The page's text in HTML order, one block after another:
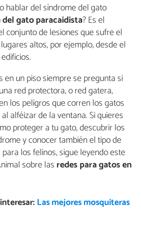
hablar del síndrome del gato
gato paracaidista? Es el
conjunto de lesiones que sufre el
altos, por ejemplo, desde el
en un piso siempre se pregunta si
red protectora, o red gatera,
los peligros que corren los gatos
alféizar de la ventana. Si quieres
proteger a tu gato, descubrir los
y conocer también el tipo de
los felinos, sigue leyendo este
sobre las redes para gatos en
Las mejores mosquiteras